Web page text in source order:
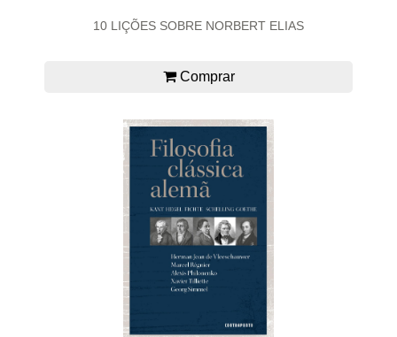
10 LIÇÕES SOBRE NORBERT ELIAS
Comprar